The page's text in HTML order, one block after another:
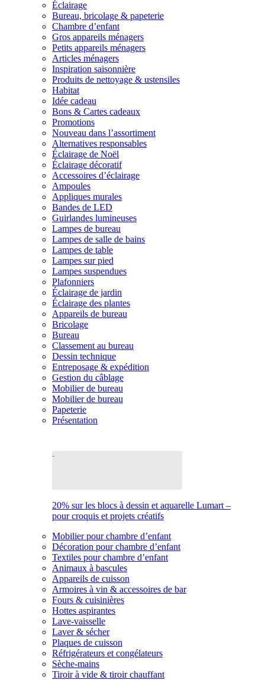
Éclairage
Bureau, bricolage & papeterie
Chambre d’enfant
Gros appareils ménagers
Petits appareils ménagers
Articles ménagers
Inspiration saisonnière
Produits de nettoyage & ustensiles
Habitat
Idée cadeau
Bons & Cartes cadeaux
Promotions
Nouveau dans l’assortiment
Alternatives responsables
Éclairage de Noël
Éclairage décoratif
Accessoires d’éclairage
Ampoules
Appliques murales
Bandes de LED
Guirlandes lumineuses
Lampes de bureau
Lampes de salle de bains
Lampes de table
Lampes sur pied
Lampes suspendues
Plafonniers
Éclairage de jardin
Éclairage des plantes
Appareils de bureau
Bricolage
Bureau
Classement au bureau
Dessin technique
Entreposage & expédition
Gestion du câblage
Mobilier de bureau
Mobilier de bureau
Papeterie
Présentation
20% sur les blocs à dessin et aquarelle Lumart –
pour croquis et projets créatifs
Mobilier pour chambre d’enfant
Décoration pour chambre d’enfant
Textiles pour chambre d’enfant
Animaux à bascules
Appareils de cuisson
Armoires à vin & accessoires de bar
Fours & cuisinières
Hottes aspirantes
Lave-vaisselle
Laver & sécher
Plaques de cuisson
Réfrigérateurs et congélateurs
Sèche-mains
Tiroir à vide & tiroir chauffant